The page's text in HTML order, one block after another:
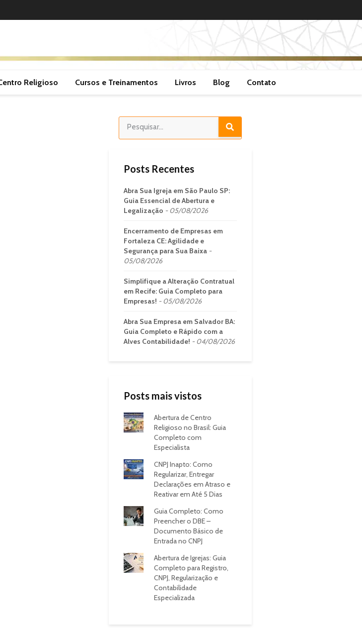
Religioso Cursos e Treinamentos Livros Blog Contato
Posts Recentes
Abra Sua Igreja em São Paulo SP:
Guia Essencial de Abertura e
Legalização
05/08/2026
Encerramento de Empresas em
Fortaleza CE: Agilidade e
Segurança para Sua Baixa
05/08/2026
Simplifique a Alteração Contratual
em Recife: Guia Completo para
Empresas!
05/08/2026
Abra Sua Empresa em Salvador BA:
Guia Completo e Rápido com a
Alves Contabilidade!
04/08/2026
Posts mais vistos
Abertura de Centro
Religioso no Brasil: Guia
Completo com
Especialista
CNPJ Inapto: Como
Regularizar, Entregar
Declarações em Atraso e
Reativar em Até 5 Dias
Guia Completo: Como
Preencher o DBE –
Documento Básico de
Entrada no CNPJ
Abertura de Igrejas: Guia
Completo para Registro,
CNPJ, Regularização e
Contabilidade
Especializada